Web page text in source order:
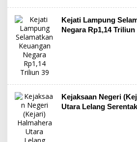
Kejati Lampung
Negara Rp1,14 Triliun
Kejaksaan Negeri
Utara Lelang